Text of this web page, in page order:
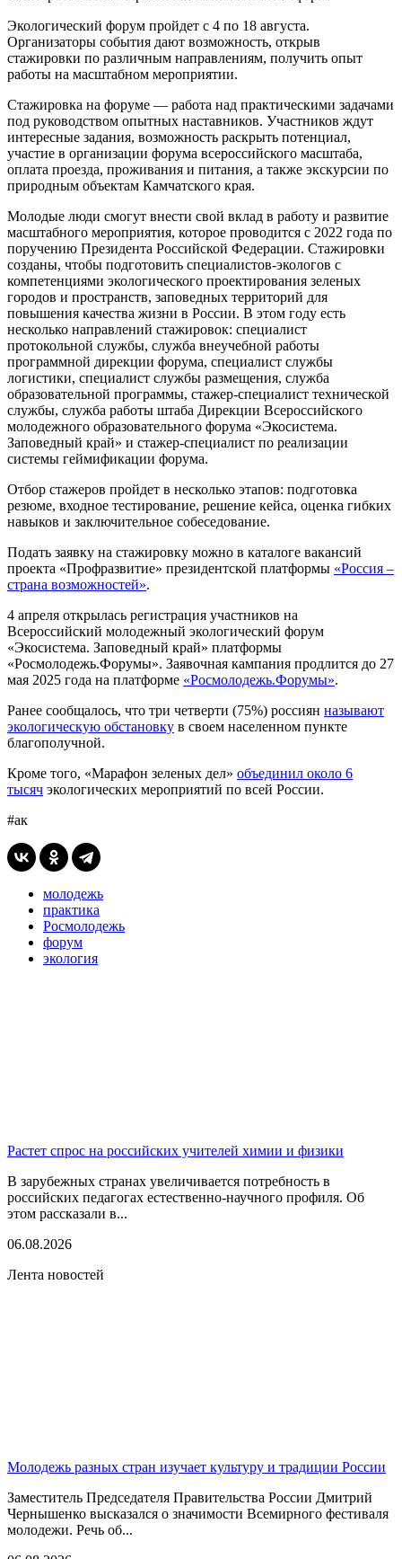
Экологический форум пройдет с 4 по 18 августа.
Организаторы события дают возможность, открыв
стажировки по различным направлениям, получить опыт
работы на масштабном мероприятии.
Стажировка на форуме — работа над практическими задачами
под руководством опытных наставников. Участников ждут
интересные задания, возможность раскрыть потенциал,
участие в организации форума всероссийского масштаба,
оплата проезда, проживания и питания, а также экскурсии по
природным объектам Камчатского края.
Молодые люди смогут внести свой вклад в работу и развитие
масштабного мероприятия, которое проводится с 2022 года по
поручению Президента Российской Федерации. Стажировки
созданы, чтобы подготовить специалистов-экологов с
компетенциями экологического проектирования зеленых
городов и пространств, заповедных территорий для
повышения качества жизни в России. В этом году есть
несколько направлений стажировок: специалист
протокольной службы, служба внеучебной работы
программной дирекции форума, специалист службы
логистики, специалист службы размещения, служба
образовательной программы, стажер-специалист технической
службы, служба работы штаба Дирекции Всероссийского
молодежного образовательного форума «Экосистема.
Заповедный край» и стажер-специалист по реализации
системы геймификации форума.
Отбор стажеров пройдет в несколько этапов: подготовка
резюме, входное тестирование, решение кейса, оценка гибких
навыков и заключительное собеседование.
Подать заявку на стажировку можно в каталоге вакансий
проекта «Профразвитие» президентской платформы «Россия –
страна возможностей».
4 апреля открылась регистрация участников на
Всероссийский молодежный экологический форум
«Экосистема. Заповедный край» платформы
«Росмолодежь.Форумы». Заявочная кампания продлится до 27
мая 2025 года на платформе «Росмолодежь.Форумы».
Ранее сообщалось, что три четверти (75%) россиян называют
экологическую обстановку в своем населенном пункте
благополучной.
Кроме того, «Марафон зеленых дел» объединил около 6
тысяч экологических мероприятий по всей России.
#ак
молодежь
практика
Росмолодежь
форум
экология
Растет спрос на российских учителей химии и физики
В зарубежных странах увеличивается потребность в
российских педагогах естественно-научного профиля. Об
этом рассказали в...
06.08.2026
Лента новостей
Молодежь разных стран изучает культуру и традиции России
Заместитель Председателя Правительства России Дмитрий
Чернышенко высказался о значимости Всемирного фестиваля
молодежи. Речь об...